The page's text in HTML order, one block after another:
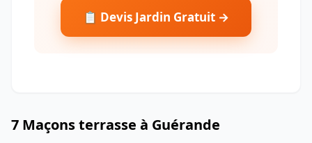
📋 Devis Jardin Gratuit →
7 Maçons terrasse à Guérande